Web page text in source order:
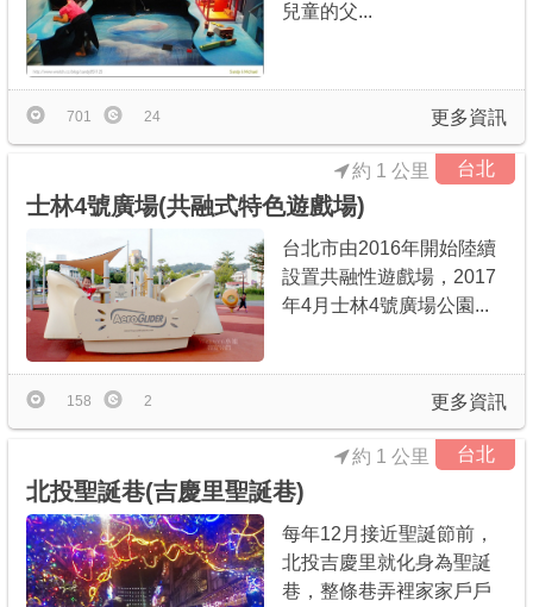
兒童的父...
更多資訊
701 24
台北
士林4號廣場(共融式特色遊戲場)
約 1 公里
台北市由2016年開始陸續
設置共融性遊戲場，2017
年4月士林4號廣場公園...
更多資訊
158 2
台北
北投聖誕巷(吉慶里聖誕巷)
約 1 公里
每年12月接近聖誕節前，
北投吉慶里就化身為聖誕
巷，整條巷弄裡家家戶戶